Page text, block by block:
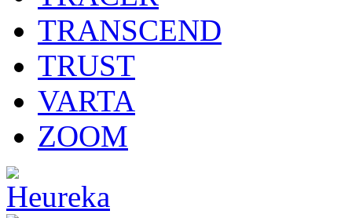
TRANSCEND
TRUST
VARTA
ZOOM